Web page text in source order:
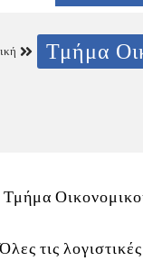
Τμήμα
Όλες τις